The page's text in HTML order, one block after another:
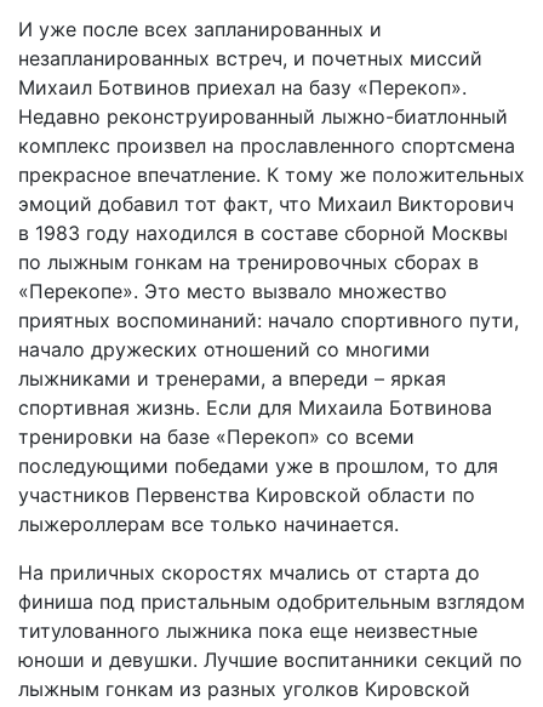
И уже после всех запланированных и
незапланированных встреч, и почетных миссий
Михаил Ботвинов приехал на базу «Перекоп».
Недавно реконструированный лыжно-биатлонный
комплекс произвел на прославленного спортсмена
прекрасное впечатление. К тому же положительных
эмоций добавил тот факт, что Михаил Викторович
в 1983 году находился в составе сборной Москвы
по лыжным гонкам на тренировочных сборах в
«Перекопе». Это место вызвало множество
приятных воспоминаний: начало спортивного пути,
начало дружеских отношений со многими
лыжниками и тренерами, а впереди – яркая
спортивная жизнь. Если для Михаила Ботвинова
тренировки на базе «Перекоп» со всеми
последующими победами уже в прошлом, то для
участников Первенства Кировской области по
лыжероллерам все только начинается.
На приличных скоростях мчались от старта до
финиша под пристальным одобрительным взглядом
титулованного лыжника пока еще неизвестные
юноши и девушки. Лучшие воспитанники секций по
лыжным гонкам из разных уголков Кировской